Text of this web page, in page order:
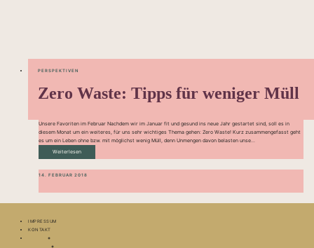
PERSPEKTIVEN
Zero Waste: Tipps für weniger Müll
Unsere Favoriten im Februar Nachdem wir im Januar fit und gesund ins neue Jahr gestartet sind, soll es in
diesem Monat um ein weiteres, für uns sehr wichtiges Thema gehen: Zero Waste! Kurz zusammengefasst geht
es um ein Leben ohne bzw. mit möglichst wenig Müll, denn Unmengen davon belasten unse...
Weiterlesen
14. FEBRUAR 2018
IMPRESSUM
KONTAKT